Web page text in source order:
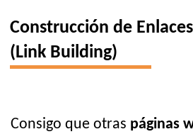
Construcción de
(Link Building)
Consigo que otras páginas